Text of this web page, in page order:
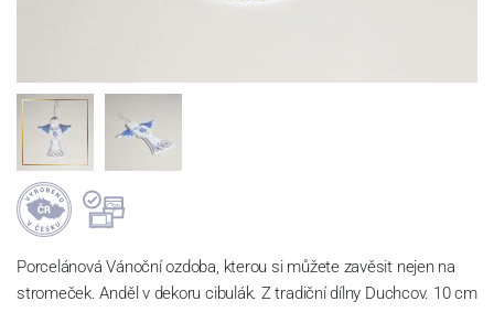
Porcelánová Vánoční ozdoba, kterou si můžete zavěsit nejen na
stromeček. Anděl v dekoru cibulák. Z tradiční dílny Duchcov. 10 cm